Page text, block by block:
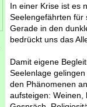
In einer Krise ist es
Seelengefährten für
Gerade in den
bedrückt uns das
Damit eigene
Seelenlage
den Phänomenen
aufsteigen: Weinen,